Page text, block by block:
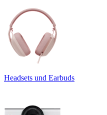
Headsets und Earbuds